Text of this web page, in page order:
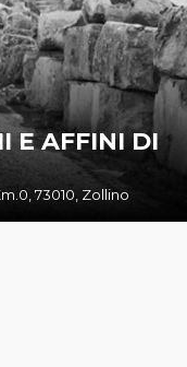
E AFFINI DI
73010, Zollino